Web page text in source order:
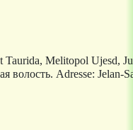
Taurida, Melitopol Ujesd,
волость. Adresse: Jelan-